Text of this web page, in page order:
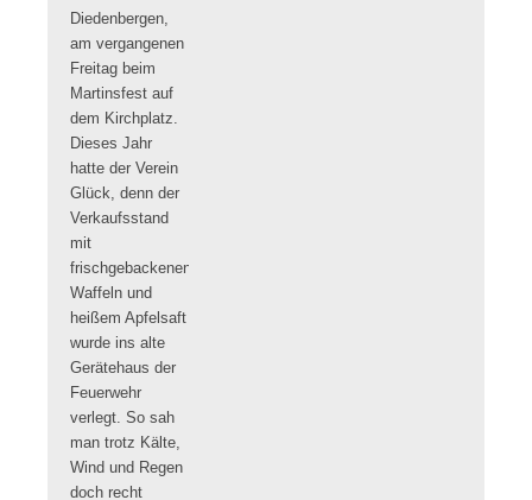
Diedenbergen,
am vergangenen
Freitag beim
Martinsfest auf
dem Kirchplatz.
Dieses Jahr
hatte der Verein
Glück, denn der
Verkaufsstand
mit
frischgebackenen
Waffeln und
heißem Apfelsaft
wurde ins alte
Gerätehaus der
Feuerwehr
verlegt. So sah
man trotz Kälte,
Wind und Regen
doch recht